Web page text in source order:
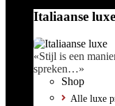
Italiaanse luxe
«Stijl is een
spreken…»
Shop
Alle luxe